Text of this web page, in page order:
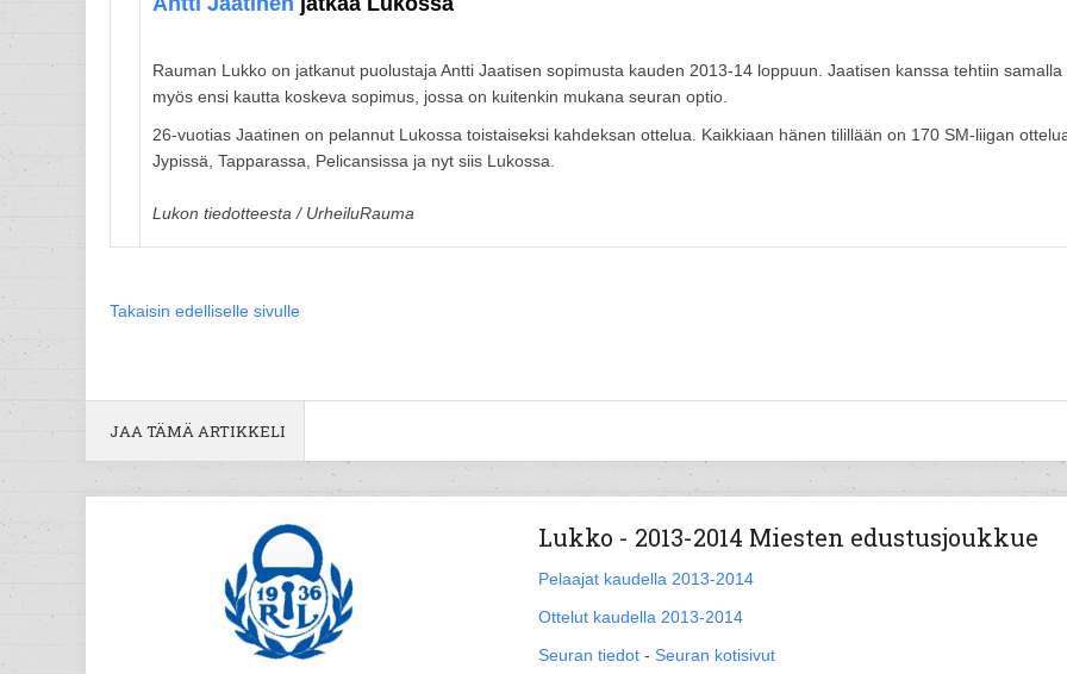
Rauman Lukko on jatkanut puolustaja Antti Jaatisen sopimusta kauden 2013-14 loppuun. Jaatisen kanssa tehtiin samalla
myös ensi kautta koskeva sopimus, jossa on kuitenkin mukana seuran optio.
26-vuotias Jaatinen on pelannut Lukossa toistaiseksi kahdeksan ottelua. Kaikkiaan hänen tilillään on 170 SM-liigan
Jypissä, Tapparassa, Pelicansissa ja nyt siis Lukossa.
Lukon tiedotteesta / UrheiluRauma
Takaisin edelliselle sivulle
JAA TÄMÄ ARTIKKELI
Lukko - 2013-2014 Miesten edustusjoukkue
Pelaajat kaudella 2013-2014
Ottelut kaudella 2013-2014
Seuran tiedot - Seuran kotisivut